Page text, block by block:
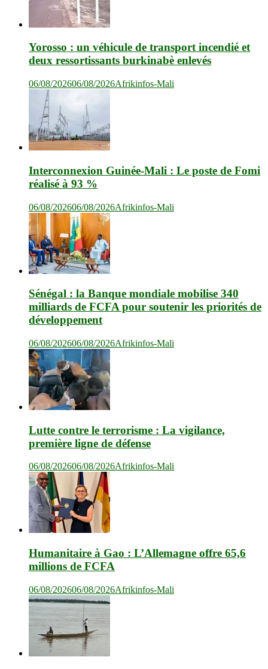
Yorosso : un véhicule de transport incendié et
deux ressortissants burkinabè enlevés
06/08/202606/08/2026Afrikinfos-Mali
Interconnexion Guinée-Mali : Le poste de Fomi
réalisé à 93 %
06/08/202606/08/2026Afrikinfos-Mali
Sénégal : la Banque mondiale mobilise 340
milliards de FCFA pour soutenir les priorités de
développement
06/08/202606/08/2026Afrikinfos-Mali
Lutte contre le terrorisme : La vigilance,
première ligne de défense
06/08/202606/08/2026Afrikinfos-Mali
Humanitaire à Gao : L’Allemagne offre 65,6
millions de FCFA
06/08/202606/08/2026Afrikinfos-Mali